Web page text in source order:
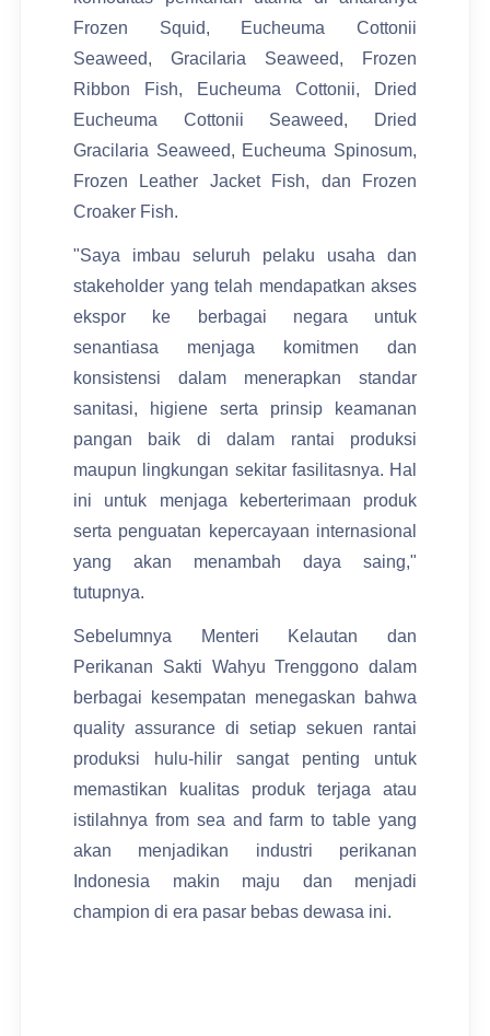
Frozen Squid, Eucheuma Cottonii
Seaweed, Gracilaria Seaweed, Frozen
Ribbon Fish, Eucheuma Cottonii, Dried
Eucheuma Cottonii Seaweed, Dried
Gracilaria Seaweed, Eucheuma Spinosum,
Frozen Leather Jacket Fish, dan Frozen
Croaker Fish.
"Saya imbau seluruh pelaku usaha dan
stakeholder yang telah mendapatkan akses
ekspor ke berbagai negara untuk
senantiasa menjaga komitmen dan
konsistensi dalam menerapkan standar
sanitasi, higiene serta prinsip keamanan
pangan baik di dalam rantai produksi
maupun lingkungan sekitar fasilitasnya. Hal
ini untuk menjaga keberterimaan produk
serta penguatan kepercayaan internasional
yang akan menambah daya saing,"
tutupnya.
Sebelumnya Menteri Kelautan dan
Perikanan Sakti Wahyu Trenggono dalam
berbagai kesempatan menegaskan bahwa
quality assurance di setiap sekuen rantai
produksi hulu-hilir sangat penting untuk
memastikan kualitas produk terjaga atau
istilahnya from sea and farm to table yang
akan menjadikan industri perikanan
Indonesia makin maju dan menjadi
champion di era pasar bebas dewasa ini.